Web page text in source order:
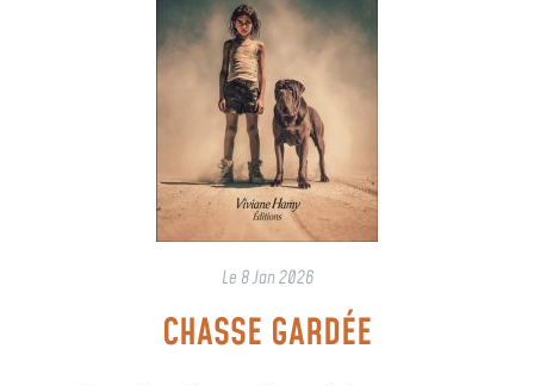
Le 8 Jan 2026
CHASSE GARDÉE